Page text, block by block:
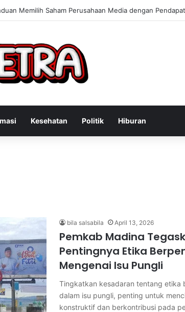
Konsultan Bisnis Online untuk Meningkatkan
Kesehatan Politik Hiburan
bila salsabila April 13, 2026
Pemkab Madina
Pentingnya Etika
Mengenai Isu Pungli
Tingkatkan kesadaran tentang etika
dalam isu pungli, penting untuk
konstruktif dan berkontribusi pada